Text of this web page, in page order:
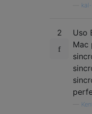
2
Uso
Mac